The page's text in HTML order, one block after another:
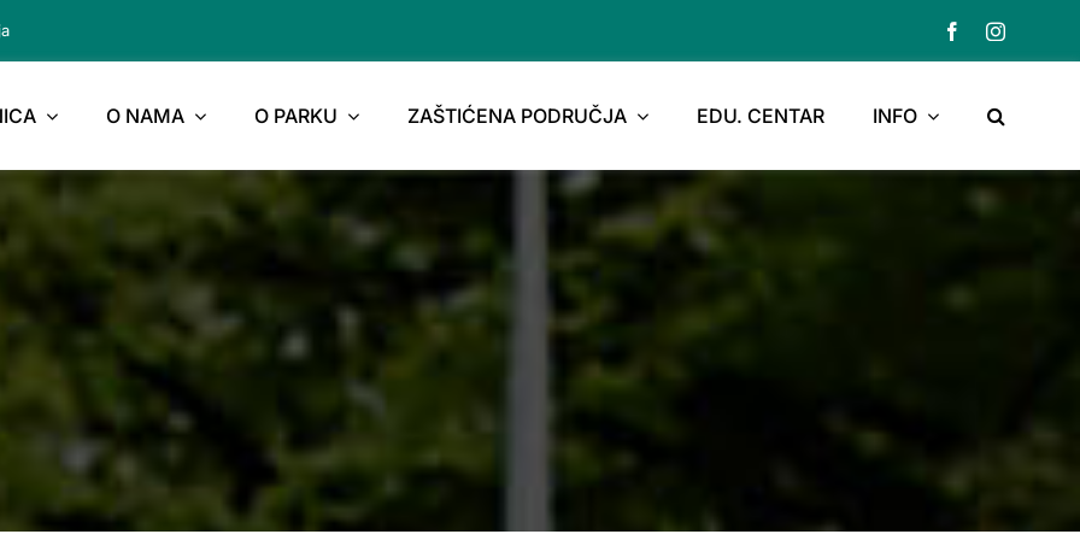
O NAMA O PARKU ZAŠTIĆENA PODRUČJA EDU. CENTAR INFO